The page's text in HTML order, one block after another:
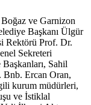
ve Garnizon
Başkanı Ülgür
Rektörü Prof. Dr.
Sekreteri
Sahil
Ercan Oran,
kurum müdürleri,
ve İstiklal